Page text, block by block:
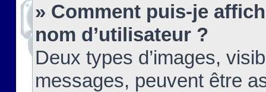
» Comment puis-je
nom d’utilisateur ?
Deux types d’images,
messages, peuvent être